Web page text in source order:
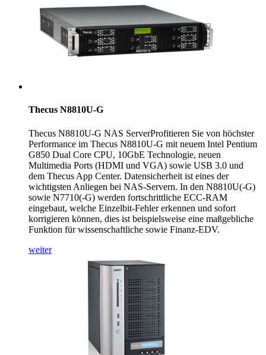
Thecus N8810U-G
Thecus N8810U-G NAS ServerProfitieren Sie von höchster
Performance im Thecus N8810U-G mit neuem Intel Pentium
G850 Dual Core CPU, 10GbE Technologie, neuen
Multimedia Ports (HDMI und VGA) sowie USB 3.0 und
dem Thecus App Center. Datensicherheit ist eines der
wichtigsten Anliegen bei NAS-Servern. In den N8810U(-G)
sowie N7710(-G) werden fortschrittliche ECC-RAM
eingebaut, welche Einzelbit-Fehler erkennen und sofort
korrigieren können, dies ist beispielsweise eine maßgebliche
Funktion für wissenschaftliche sowie Finanz-EDV.
weiter